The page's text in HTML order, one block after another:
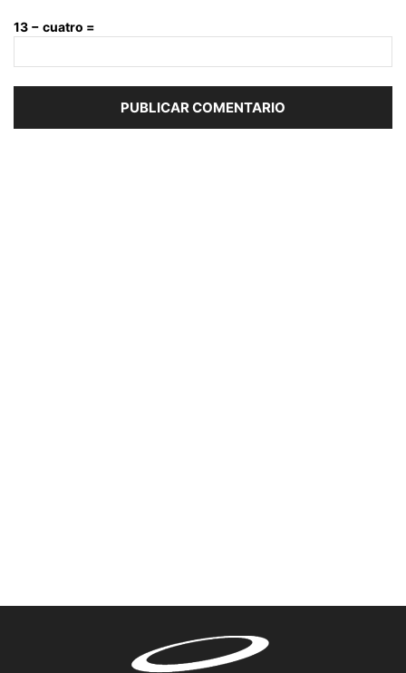
13 − cuatro =